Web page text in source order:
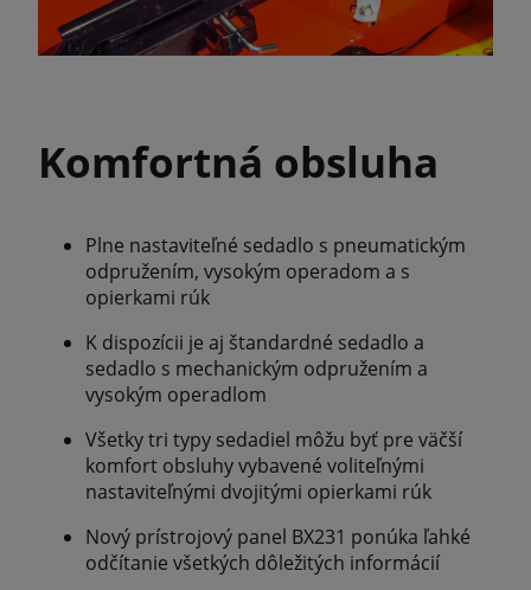
Komfortná obsluha
Plne nastaviteľné sedadlo s pneumatickým
odpružením, vysokým operadom a s
opierkami rúk
K dispozícii je aj štandardné sedadlo a
sedadlo s mechanickým odpružením a
vysokým operadlom
Všetky tri typy sedadiel môžu byť pre väčší
komfort obsluhy vybavené voliteľnými
nastaviteľnými dvojitými opierkami rúk
Nový prístrojový panel BX231 ponúka ľahké
odčítanie všetkých dôležitých informácií